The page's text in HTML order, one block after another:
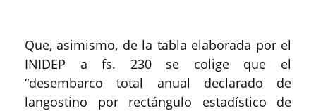
Que, asimismo, de la tabla elaborada por el
INIDEP a fs. 230 se colige que el
“desembarco total anual declarado de
langostino por rectángulo estadístico de